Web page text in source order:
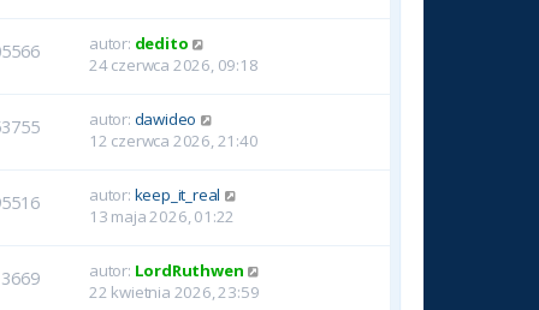
autor: dedito
24 czerwca 2026, 09:18
autor: dawideo
12 czerwca 2026, 21:40
autor: keep_it_real
13 maja 2026, 01:22
autor: LordRuthwen
22 kwietnia 2026, 23:59